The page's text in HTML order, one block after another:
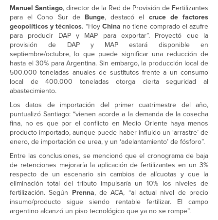
Manuel Santiago, director de la Red de Provisión de Fertilizantes
para el Cono Sur deBunge, destacó el cruce de factores
geopolíticos y técnicos. “Hoy China no tiene comprado el azufre
para producir DAP y MAP para exportar”. Proyectó que la
provisión de DAP y MAP estará disponible en
septiembre/octubre, lo que puede significar una reducción de
hasta el 30% para Argentina. Sin embargo, la producción local de
500.000 toneladas anuales de sustitutos frente a un consumo
local de 400.000 toneladas otorga cierta seguridad al
abastecimiento.
Los datos de importación del primer cuatrimestre del año,
puntualizó Santiago: “vienen acorde a la demanda de la cosecha
fina, no es que por el conflicto en Medio Oriente haya menos
producto importado, aunque puede haber influido un ‘arrastre’ de
enero, de importación de urea, y un ‘adelantamiento’ de fósforo”.
Entre las conclusiones, se mencionó que el cronograma de baja
de retenciones mejoraría la aplicación de fertilizantes en un 3%
respecto de un escenario sin cambios de alícuotas y que la
eliminación total del tributo impulsaría un 10% los niveles de
fertilización. Según Prenna, de ACA, “al actual nivel de precio
insumo/producto sigue siendo rentable fertilizar. El campo
argentino alcanzó un piso tecnológico que ya no se rompe”.